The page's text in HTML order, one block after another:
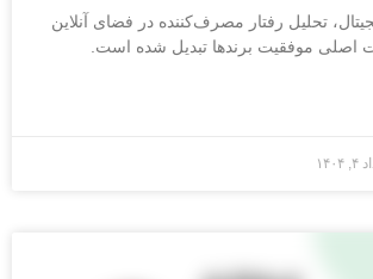
تحلیل رفتار مصرف‌کننده در فضای آنلاین
اصلی موفقیت برندها تبدیل شده است.